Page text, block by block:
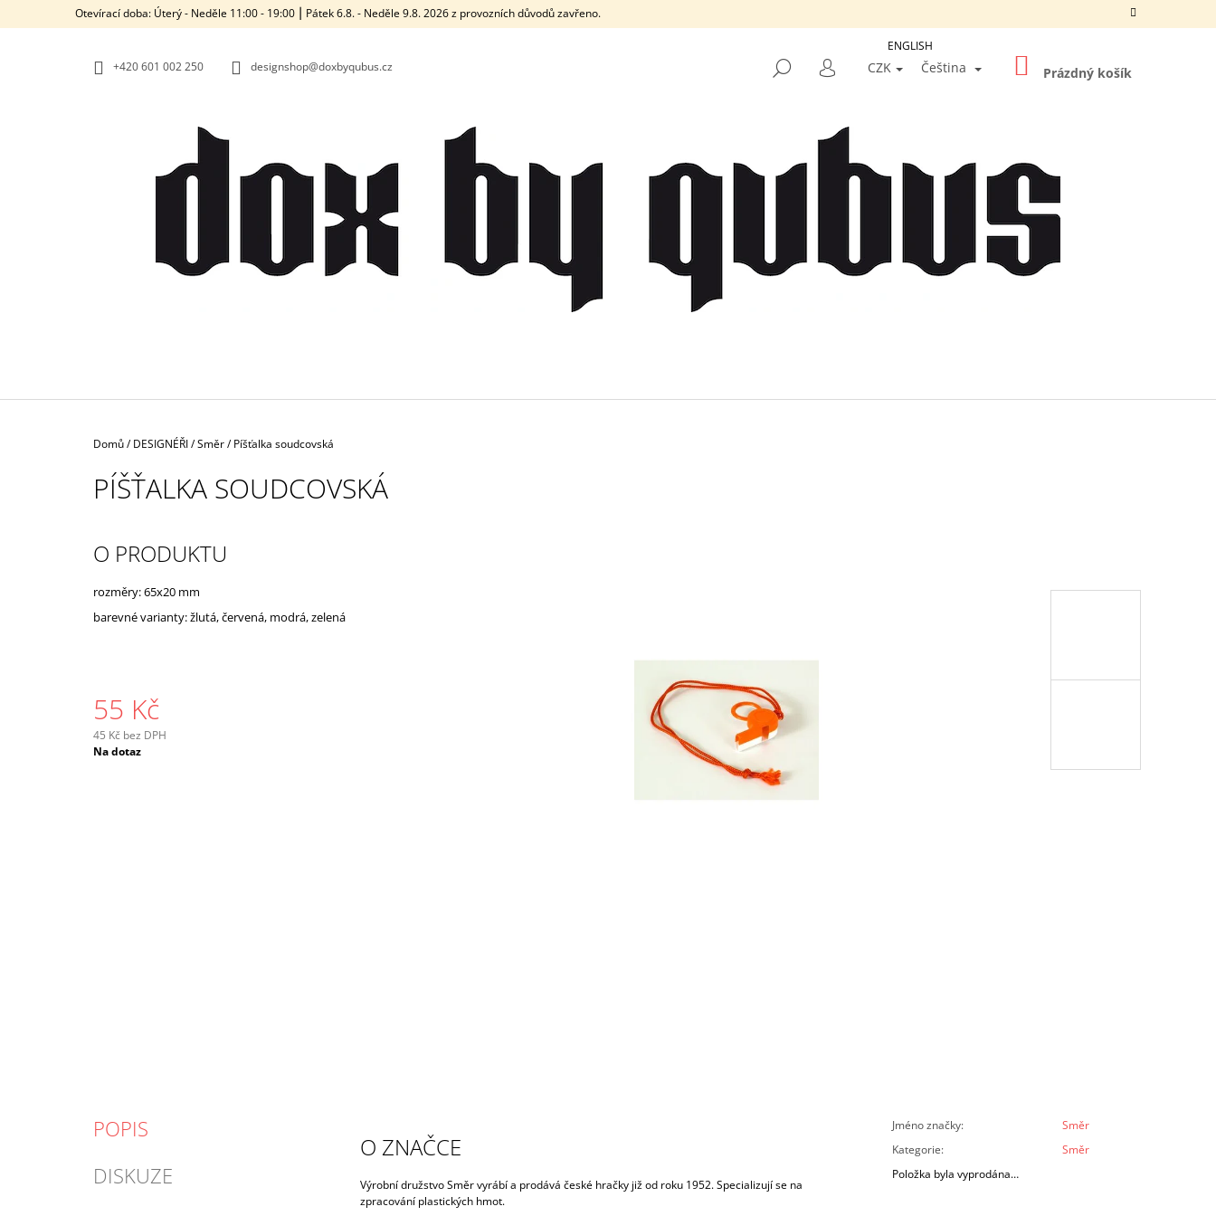
Otevírací doba: Úterý - Neděle 11:00 - 19:00 ⎮ Pátek 6.8. - Neděle 9.8. 2026 z provozních důvodů zavřeno.
+420‭ 601 002 250 designshop@doxbyqubus.cz HLEDAT
PŘIHLÁŠENÍ
CZK Čeština NÁKUPNÍ
KOŠÍK
Prázdný košík
Domů/ DESIGNÉŘI/Směr/ Píšťalka soudcovská
PÍŠŤALKA SOUDCOVSKÁ
O PRODUKTU
rozměry: 65x20 mm
barevné varianty: žlutá, červená, modrá, zelená
55 Kč
45 Kč bez DPH
Měrná
Na dotaz
POPIS
DISKUZE
O ZNAČCE
Výrobní družstvo Směr vyrábí a prodává české hračky již od roku 1952. Specializují se na
zpracování plastických hmot.
Jméno značky:
Směr
Kategorie:
Směr
Položka byla vyprodána…
O
DOPORUČUJEME
ENGLISH